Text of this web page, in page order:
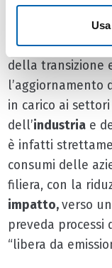
passaggio
prioritaria
segmento di
della transizione
l’aggiornamento
in carico ai
dell’industriae
è infatti
consumi delle
filiera, con la
impatto,verso
preveda processi
“libera da